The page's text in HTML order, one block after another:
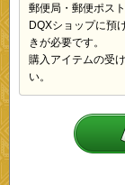
郵便局・郵便ポス
DQXショップに預
きが必要です。
購入アイテムの受
い。